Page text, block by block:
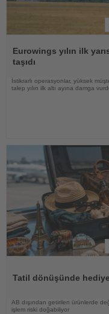
Oku
Eurowings yılın ilk
taşıdı
İstikrarlı operasyonlar, yüksek
talep yılın ilk altı ayına damga
Tatil dönüşünde
AB dışından getirilen ürünlerde
işlem riski doğabiliyor